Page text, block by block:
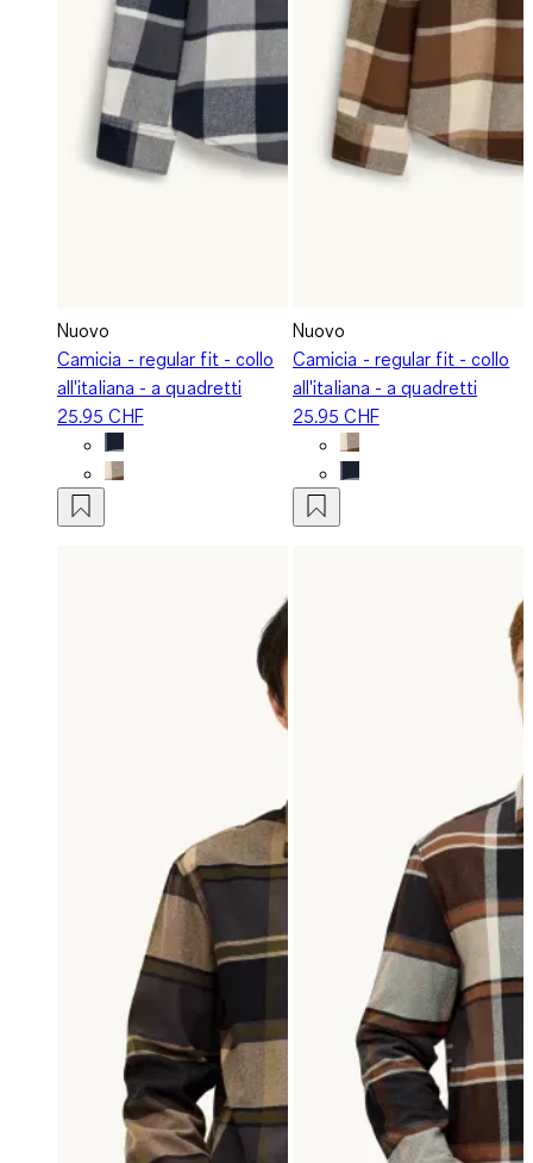
Nuovo
Camicia - regular fit - collo
all'italiana - a quadretti
25.95 CHF
Nuovo
Camicia - regular fit - collo
all'italiana - a quadretti
25.95 CHF